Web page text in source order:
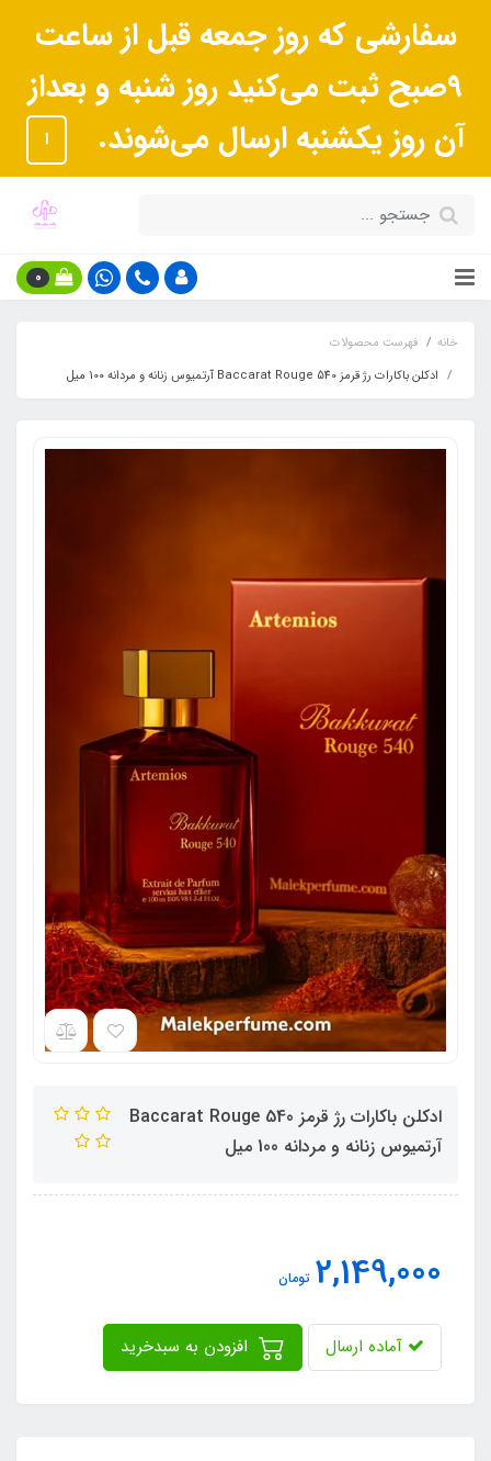
سفارشی که روز جمعه قبل از ساعت
9صبح ثبت می‌کنید روز شنبه و بعداز
آن روز یکشنبه ارسال می‌شوند.
ا
0
خانه
فهرست محصولات
ادکلن باکارات رژ قرمز Baccarat Rouge 540 آرتمیوس زنانه و مردانه 100 میل
ادکلن باکارات رژ قرمز Baccarat Rouge 540
آرتمیوس زنانه و مردانه 100 میل
2,149,000 تومان
آماده ارسال